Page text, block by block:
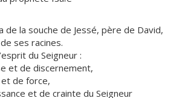
de la souche de Jessé, père de David,
ses racines.
du Seigneur :
et de discernement,
de force,
et de crainte du Seigneur